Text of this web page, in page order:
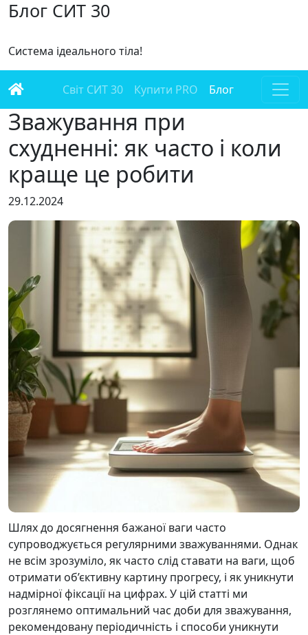
Блог СИТ 30
Система ідеального тіла!
Світ СИТ 30 Купити PRO Блог
Зважування при
схудненні: як часто і коли
краще це робити
29.12.2024
Шлях до досягнення бажаної ваги часто
супроводжується регулярними зважуваннями. Однак
не всім зрозуміло, як часто слід ставати на ваги, щоб
отримати об’єктивну картину прогресу, і як уникнути
надмірної фіксації на цифрах. У цій статті ми
розглянемо оптимальний час доби для зважування,
рекомендовану періодичність і способи уникнути